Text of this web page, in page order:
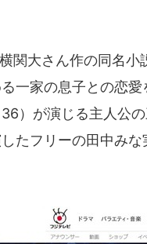
関大さん作の同名
一家の息子との恋
）が演じる主人公
たフリーの田中み